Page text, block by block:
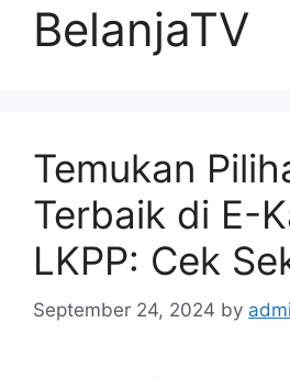
BelanjaTV
Temukan
Terbaik di E-
LKPP: Cek
September 24, 2024 by